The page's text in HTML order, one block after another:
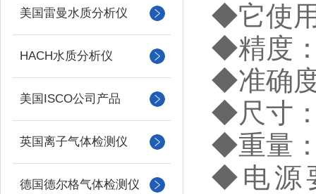
美国雷曼水质分析仪
HACH水质分析仪
美国ISCO公司产品
英国离子气体检测仪
德国德尔格气体检测仪
◆它使
◆精度
◆准确
◆尺寸
◆重量
◆ 电源